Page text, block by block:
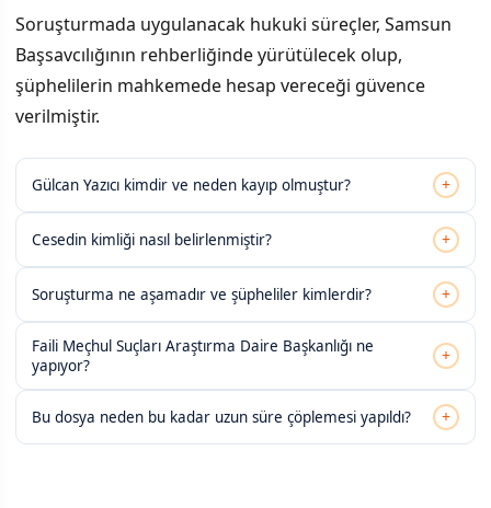
Soruşturmada uygulanacak hukuki süreçler, Samsun
Başsavcılığının rehberliğinde yürütülecek olup,
şüphelilerin mahkemede hesap vereceği güvence
verilmiştir.
Gülcan Yazıcı kimdir ve neden kayıp olmuştur? +
Cesedin kimliği nasıl belirlenmiştir? +
Soruşturma ne aşamadır ve şüpheliler kimlerdir? +
Faili Meçhul Suçları Araştırma Daire Başkanlığı ne
yapıyor?
+
Bu dosya neden bu kadar uzun süre çöplemesi yapıldı? +